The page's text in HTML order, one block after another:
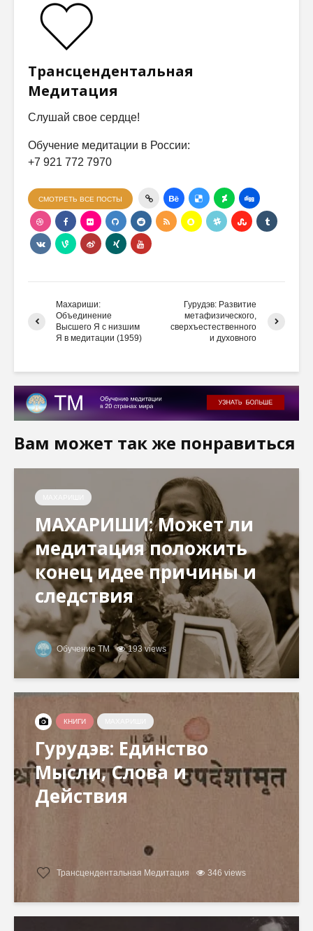
Трансцендентальная
Медитация
Слушай свое сердце!
Обучение медитации в России:
+7 921 772 7970
СМОТРЕТЬ ВСЕ ПОСТЫ
Махариши:
Объединение
Высшего Я с низшим
Я в медитации (1959)
Гурудэв: Развитие
метафизического,
сверхъестественного
и духовного
Вам может так же понравиться
МАХАРИШИ: Может ли
медитация положить
конец идее причины и
следствия
Обучение ТМ 193 views
КНИГИ
Гурудэв: Единство
Мысли, Слова и
Действия
Трансцендентальная Медитация 346 views